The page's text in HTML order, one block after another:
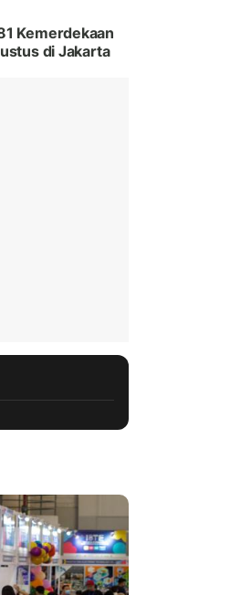
Kemerdekaan
di Jakarta